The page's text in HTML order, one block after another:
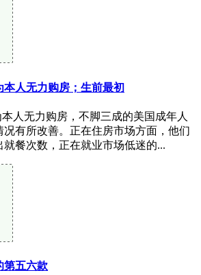
本人无力购房；生前最初
人无力购房，不脚三成的美国成年人
况有所改善。正在住房市场方面，他们
就餐次数，正在就业市场低迷的...
第五六款